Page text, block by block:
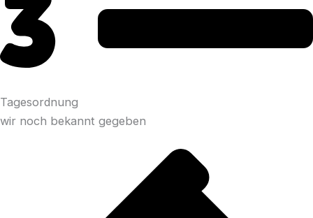
Tagesordnung
wir noch bekannt gegeben